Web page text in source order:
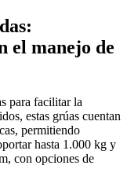
el manejo de
para facilitar la
estas grúas cuentan
permitiendo
hasta 1.000 kg y
con opciones de